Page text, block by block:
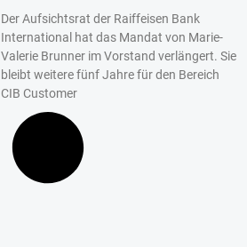
Der Aufsichtsrat der Raiffeisen Bank
International hat das Mandat von Marie-
Valerie Brunner im Vorstand verlängert. Sie
bleibt weitere fünf Jahre für den Bereich
CIB Customer